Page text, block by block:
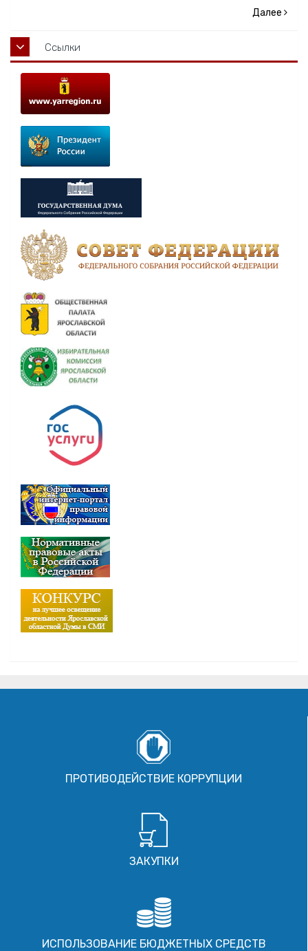
Далее
Ссылки
ПРОТИВОДЕЙСТВИЕ КОРРУПЦИИ
ЗАКУПКИ
ИСПОЛЬЗОВАНИЕ БЮДЖЕТНЫХ СРЕДСТВ